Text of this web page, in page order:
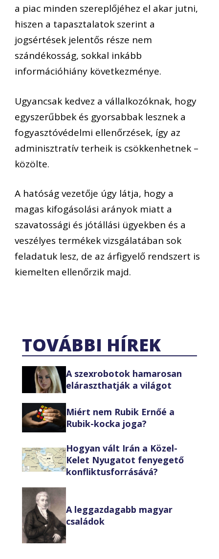
a piac minden szereplőjéhez el akar jutni,
hiszen a tapasztalatok szerint a
jogsértések jelentős része nem
szándékosság, sokkal inkább
információhiány következménye.
Ugyancsak kedvez a vállalkozóknak, hogy
egyszerűbbek és gyorsabbak lesznek a
fogyasztóvédelmi ellenőrzések, így az
adminisztratív terheik is csökkenhetnek –
közölte.
A hatóság vezetője úgy látja, hogy a
magas kifogásolási arányok miatt a
szavatossági és jótállási ügyekben és a
veszélyes termékek vizsgálatában sok
feladatuk lesz, de az árfigyelő rendszert is
kiemelten ellenőrzik majd.
TOVÁBBI HÍREK
A szexrobotok hamarosan
eláraszthatják a világot
Miért nem Rubik Ernőé a
Rubik-kocka joga?
Hogyan vált Irán a Közel-
Kelet Nyugatot fenyegető
konfliktusforrásává?
A leggazdagabb magyar
családok